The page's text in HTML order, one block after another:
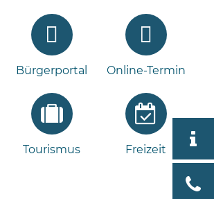
Bürgerportal Online-Termin
Tourismus Freizeit